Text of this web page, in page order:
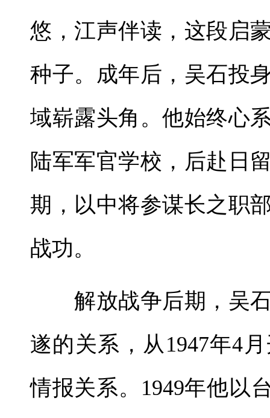
悠，江声伴读，这段启
种子。成年后，吴石投
域崭露头角。他始终心
陆军军官学校，后赴日
期，以中将参谋长之职
战功。
解放战争后期，吴石
遂的关系，从1947年4
情报关系。1949年他以